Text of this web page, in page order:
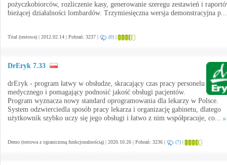
pożyczkobiorców, rozliczenie kasy, generowanie szeregu zestawień i
bieżącej działalności lombardów. Trzymiesięczna wersja demonstracyjna
Trial (testowa) | 2012.02.14 | Pobrań: 3237 | (0) |
DrEryk 7.33
drEryk - program łatwy w obsłudze, skracający czas pracy personelu
medycznego i pomagający podnosić jakość obsługi pacjentów.
Program wyznacza nowy standard oprogramowania dla lekarzy w Polsce.
System odzwierciedla sposób pracy lekarza i organizację gabinetu, dlatego
użytkownik szybko uczy się jego obsługi i łatwo z nim współpracuje, co...
Demo (testowa z ograniczoną funkcjonalnością) | 2020.10.26 | Pobrań: 3236 | (7) |